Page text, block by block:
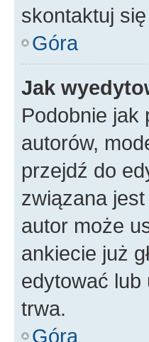
skontaktuj
Góra
Jak
Podobnie jak
autorów,
przejdź do
związana
autor może
ankiecie już
edytować lub
trwa.
Góra